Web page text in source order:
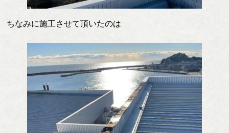
ちなみに施工させて頂いたのは